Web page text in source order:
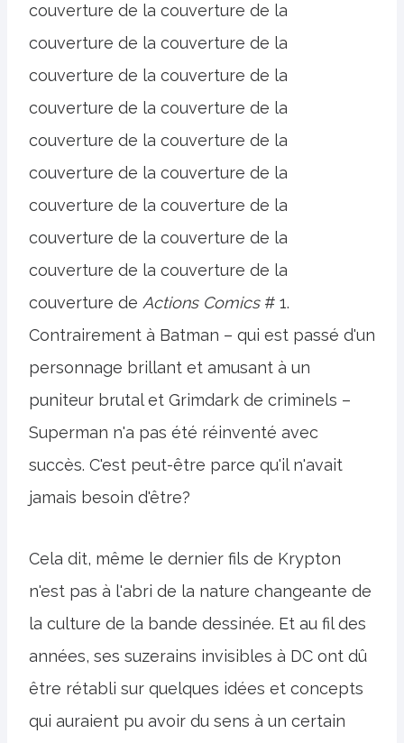
couverture de la couverture de la
couverture de la couverture de la
couverture de la couverture de la
couverture de la couverture de la
couverture de la couverture de la
couverture de la couverture de la
couverture de la couverture de la
couverture de la couverture de la
couverture de la couverture de la
couverture de Actions Comics# 1.
Contrairement à Batman – qui est passé d'un
personnage brillant et amusant à un
puniteur brutal et Grimdark de criminels –
Superman n'a pas été réinventé avec
succès. C'est peut-être parce qu'il n'avait
jamais besoin d'être?
Cela dit, même le dernier fils de Krypton
n'est pas à l'abri de la nature changeante de
la culture de la bande dessinée. Et au fil des
années, ses suzerains invisibles à DC ont dû
être rétabli sur quelques idées et concepts
qui auraient pu avoir du sens à un certain